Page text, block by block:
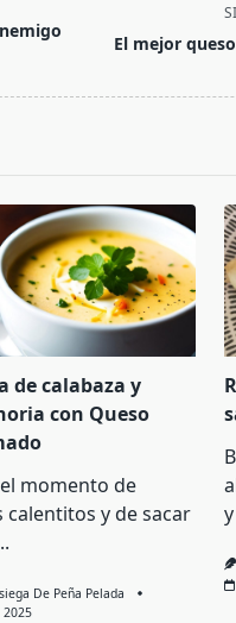
El mejor
de calabaza y
con Queso
momento de
calentitos y de sacar
De Peña Pelada
2025